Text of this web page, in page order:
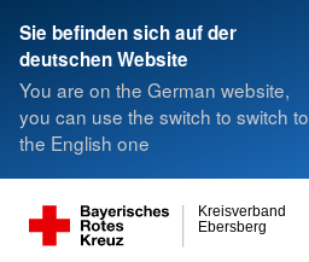
Sie befinden sich auf der
deutschen Website
You are on the German website,
you can use the switch to switch to
the English one
Ebersberg
Kreisverband